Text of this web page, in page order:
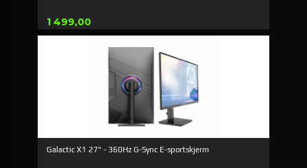
Pris
1 499,00
Galactic X1 27" - 360Hz G-Sync E-sportskjerm